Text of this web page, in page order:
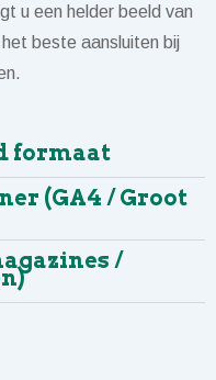
u een helder beeld van
beste aansluiten bij
formaat
(GA4 / Groot
/